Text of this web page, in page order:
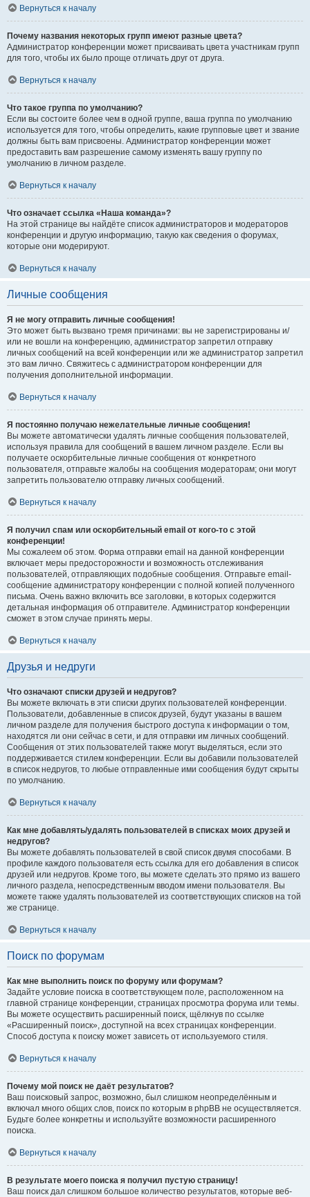
Вернуться к началу
Почему названия некоторых групп имеют разные цвета?
Администратор конференции может присваивать цвета участникам групп
для того, чтобы их было проще отличать друг от друга.
Вернуться к началу
Что такое группа по умолчанию?
Если вы состоите более чем в одной группе, ваша группа по умолчанию
используется для того, чтобы определить, какие групповые цвет и звание
должны быть вам присвоены. Администратор конференции может
предоставить вам разрешение самому изменять вашу группу по
умолчанию в личном разделе.
Вернуться к началу
Что означает ссылка «Наша команда»?
На этой странице вы найдёте список администраторов и модераторов
конференции и другую информацию, такую как сведения о форумах,
которые они модерируют.
Вернуться к началу
Личные сообщения
Я не могу отправить личные сообщения!
Это может быть вызвано тремя причинами: вы не зарегистрированы и/
или не вошли на конференцию, администратор запретил отправку
личных сообщений на всей конференции или же администратор запретил
это вам лично. Свяжитесь с администратором конференции для
получения дополнительной информации.
Вернуться к началу
Я постоянно получаю нежелательные личные сообщения!
Вы можете автоматически удалять личные сообщения пользователей,
используя правила для сообщений в вашем личном разделе. Если вы
получаете оскорбительные личные сообщения от конкретного
пользователя, отправьте жалобы на сообщения модераторам; они могут
запретить пользователю отправку личных сообщений.
Вернуться к началу
Я получил спам или оскорбительный email от кого-то с этой
конференции!
Мы сожалеем об этом. Форма отправки email на данной конференции
включает меры предосторожности и возможность отслеживания
пользователей, отправляющих подобные сообщения. Отправьте email-
сообщение администратору конференции с полной копией полученного
письма. Очень важно включить все заголовки, в которых содержится
детальная информация об отправителе. Администратор конференции
сможет в этом случае принять меры.
Вернуться к началу
Друзья и недруги
Что означают списки друзей и недругов?
Вы можете включать в эти списки других пользователей конференции.
Пользователи, добавленные в список друзей, будут указаны в вашем
личном разделе для получения быстрого доступа к информации о том,
находятся ли они сейчас в сети, и для отправки им личных сообщений.
Сообщения от этих пользователей также могут выделяться, если это
поддерживается стилем конференции. Если вы добавили пользователей
в список недругов, то любые отправленные ими сообщения будут скрыты
по умолчанию.
Вернуться к началу
Как мне добавлять/удалять пользователей в списках моих друзей и
недругов?
Вы можете добавлять пользователей в свой список двумя способами. В
профиле каждого пользователя есть ссылка для его добавления в список
друзей или недругов. Кроме того, вы можете сделать это прямо из вашего
личного раздела, непосредственным вводом имени пользователя. Вы
можете также удалять пользователей из соответствующих списков на той
же странице.
Вернуться к началу
Поиск по форумам
Как мне выполнить поиск по форуму или форумам?
Задайте условие поиска в соответствующем поле, расположенном на
главной странице конференции, страницах просмотра форума или темы.
Вы можете осуществить расширенный поиск, щёлкнув по ссылке
«Расширенный поиск», доступной на всех страницах конференции.
Способ доступа к поиску может зависеть от используемого стиля.
Вернуться к началу
Почему мой поиск не даёт результатов?
Ваш поисковый запрос, возможно, был слишком неопределённым и
включал много общих слов, поиск по которым в phpBB не осуществляется.
Будьте более конкретны и используйте возможности расширенного
поиска.
Вернуться к началу
В результате моего поиска я получил пустую страницу!
Ваш поиск дал слишком большое количество результатов, которые веб-